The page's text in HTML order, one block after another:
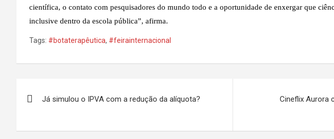
científica, o contato com pesquisadores do mundo todo e a oportunidade de enxergar que
inclusive dentro da escola pública”, afirma.
Tags: #botaterapêutica, #feirainternacional
Post
Já simulou o IPVA com a redução da alíquota?
Cineflix Aurora